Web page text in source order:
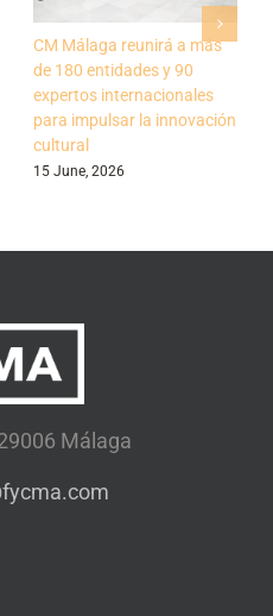
CM Málaga reunirá a más
de 180 entidades y 90
expertos internacionales
para impulsar la innovación
cultural
15 June, 2026
Málaga